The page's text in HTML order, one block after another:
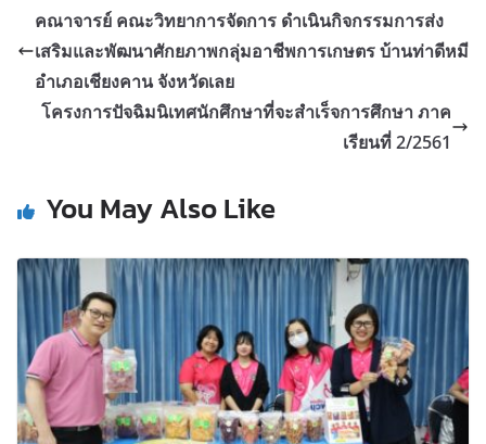
คณาจารย์ คณะวิทยาการจัดการ ดำเนินกิจกรรมการส่ง
เสริมและพัฒนาศักยภาพกลุ่มอาชีพการเกษตร บ้านท่าดีหมี
อำเภอเชียงคาน จังหวัดเลย
โครงการปัจฉิมนิเทศนักศึกษาที่จะสำเร็จการศึกษา ภาค
เรียนที่ 2/2561
You May Also Like